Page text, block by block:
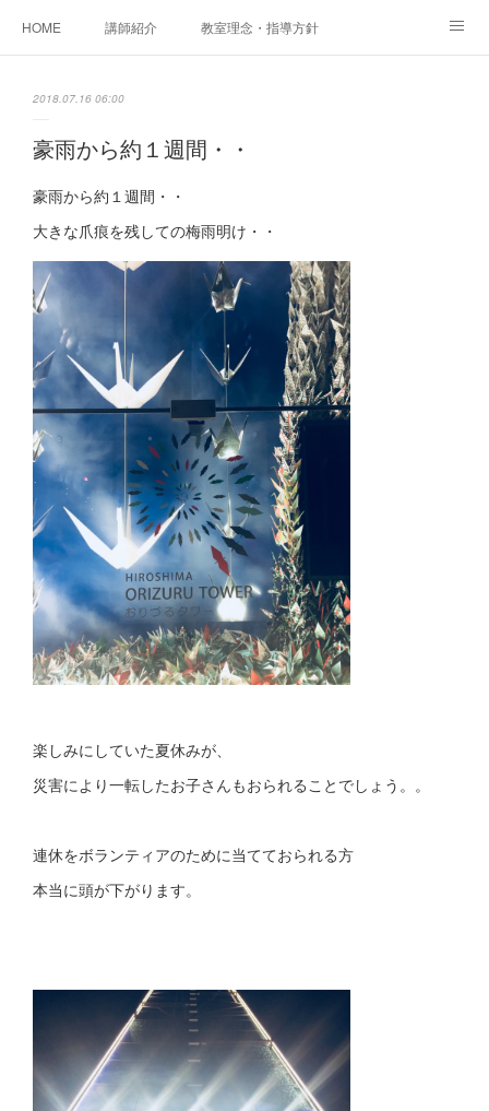
HOME 講師紹介 教室理念・指導方針
ご相談・体験レッスンお申し込み
2018.07.16 06:00
豪雨から約１週間・・
豪雨から約１週間・・
大きな爪痕を残しての梅雨明け・・
楽しみにしていた夏休みが、
災害により一転したお子さんもおられることでしょう。。
連休をボランティアのために当てておられる方
本当に頭が下がります。